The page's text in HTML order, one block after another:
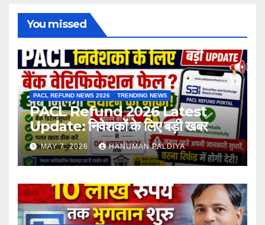
You missed
PACL REFUND NEWS 2026 TRENDING NEWS
PACL Refund 2026 Latest
Update: निवेशकों के लिए बड़ी खबर
MAY 7, 2026 HANUMAN PALDIYA